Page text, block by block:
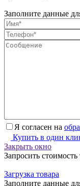
Заполните данные
Я согласен на
Купить в один
Закрыть окно
Запросить стоимость
Загрузка товара
Заполните данные